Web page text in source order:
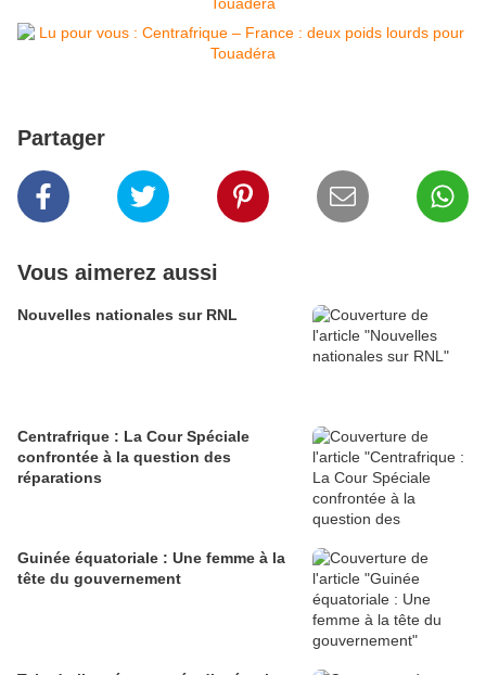
Partager
Vous aimerez aussi
Nouvelles nationales sur RNL
Centrafrique : La Cour Spéciale
confrontée à la question des
réparations
Guinée équatoriale : Une femme à la
tête du gouvernement